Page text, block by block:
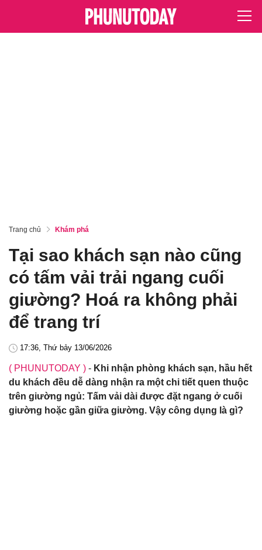
Trang chủ Khám phá
Tại sao khách sạn nào cũng
có tấm vải trải ngang cuối
giường? Hoá ra không phải
để trang trí
17:36, Thứ bảy 13/06/2026
( PHUNUTODAY ) - Khi nhận phòng khách sạn, hầu hết
du khách đều dễ dàng nhận ra một chi tiết quen thuộc
trên giường ngủ: Tấm vải dài được đặt ngang ở cuối
giường hoặc gần giữa giường. Vậy công dụng là gì?